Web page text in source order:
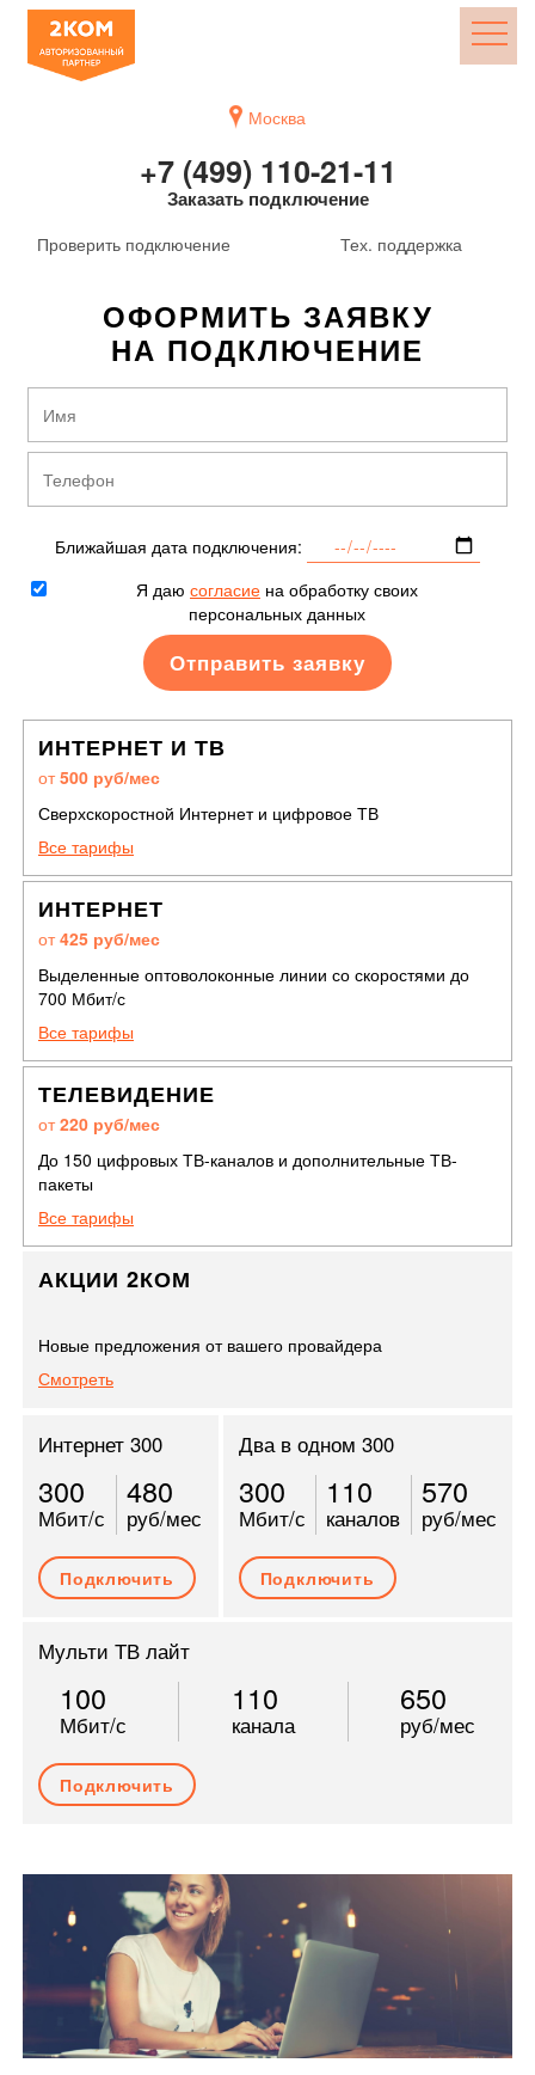
Москва
+7 (499) 110-21-11
Заказать подключение
Проверить подключение Тех. поддержка
ОФОРМИТЬ ЗАЯВКУ
НА ПОДКЛЮЧЕНИЕ
Ближайшая дата подключения:
Я даю согласие на обработку своих
персональных данных
ИНТЕРНЕТ И ТВ
от500 руб/мес
Сверхскоростной Интернет и цифровое ТВ
Все тарифы
ИНТЕРНЕТ
от425 руб/мес
Выделенные оптоволоконные линии со скоростями до
700 Мбит/с
Все тарифы
ТЕЛЕВИДЕНИЕ
от220 руб/мес
До 150 цифровых ТВ-каналов и дополнительные ТВ-
пакеты
Все тарифы
АКЦИИ 2КОМ
Новые предложения от вашего провайдера
Смотреть
Интернет 300
300
Мбит/с
480
руб/мес
Подключить
Два в одном 300
300
Мбит/с
110
каналов
570
руб/мес
Подключить
Мульти ТВ лайт
100
Мбит/с
110
канала
650
руб/мес
Подключить